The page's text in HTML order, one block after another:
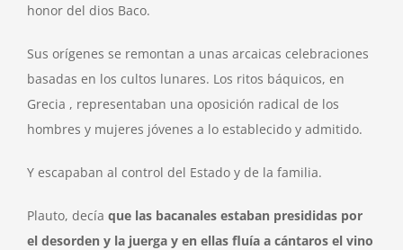
honor del dios Baco.
Sus orígenes se remontan a unas arcaicas celebraciones
basadas en los cultos lunares. Los ritos báquicos, en
Grecia , representaban una oposición radical de los
hombres y mujeres jóvenes a lo establecido y admitido.
Y escapaban al control del Estado y de la familia.
Plauto, decía que las bacanales estaban presididas por
el desorden y la juerga y en ellas fluía a cántaros el vino